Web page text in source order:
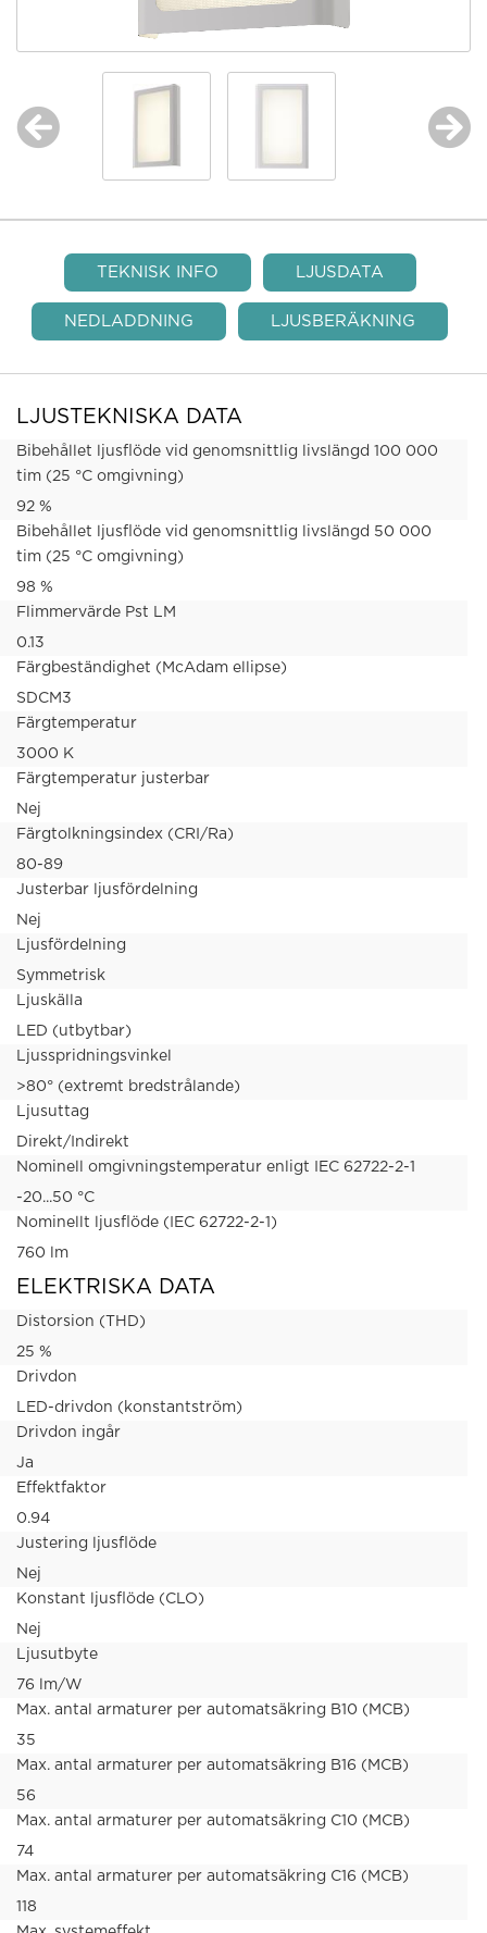
TEKNISK INFO LJUSDATA
NEDLADDNING LJUSBERÄKNING
LJUSTEKNISKA DATA
Bibehållet ljusflöde vid genomsnittlig livslängd 100 000
tim (25 °C omgivning)
92 %
Bibehållet ljusflöde vid genomsnittlig livslängd 50 000
tim (25 °C omgivning)
98 %
Flimmervärde Pst LM
0.13
Färgbeständighet (McAdam ellipse)
SDCM3
Färgtemperatur
3000 K
Färgtemperatur justerbar
Nej
Färgtolkningsindex (CRI/Ra)
80-89
Justerbar ljusfördelning
Nej
Ljusfördelning
Symmetrisk
Ljuskälla
LED (utbytbar)
Ljusspridningsvinkel
>80° (extremt bredstrålande)
Ljusuttag
Direkt/Indirekt
Nominell omgivningstemperatur enligt IEC 62722-2-1
-20...50 °C
Nominellt ljusflöde (IEC 62722-2-1)
760 lm
ELEKTRISKA DATA
Distorsion (THD)
25 %
Drivdon
LED-drivdon (konstantström)
Drivdon ingår
Ja
Effektfaktor
0.94
Justering ljusflöde
Nej
Konstant ljusflöde (CLO)
Nej
Ljusutbyte
76 lm/W
Max. antal armaturer per automatsäkring B10 (MCB)
35
Max. antal armaturer per automatsäkring B16 (MCB)
56
Max. antal armaturer per automatsäkring C10 (MCB)
74
Max. antal armaturer per automatsäkring C16 (MCB)
118